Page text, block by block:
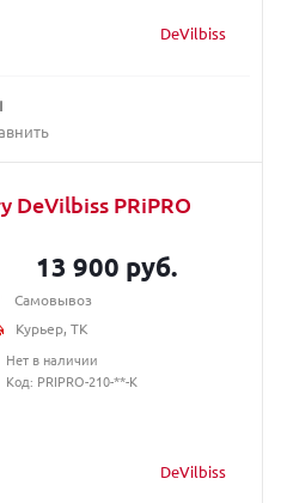
DeVilbiss
DeVilbiss PRiPRO
DeVilbiss
13 900 руб.
Самовывоз
Курьер, ТК
Нет в наличии
Код: PRIPRO-210-**-K